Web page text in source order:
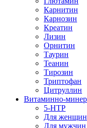
Карнитин
Карнозин
Креатин
Лизин
Орнитин
Таурин
Теанин
Тирозин
Триптофан
Цитруллин
Витаминно-
5-HTP
Для женщин
Для мужчин